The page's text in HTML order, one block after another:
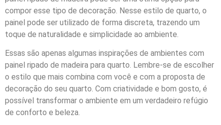
compor esse tipo de decoração. Nesse estilo de quarto, o
painel pode ser utilizado de forma discreta, trazendo um
toque de naturalidade e simplicidade ao ambiente.
Essas são apenas algumas inspirações de ambientes com
painel ripado de madeira para quarto. Lembre-se de escolher
o estilo que mais combina com você e com a proposta de
decoração do seu quarto. Com criatividade e bom gosto, é
possível transformar o ambiente em um verdadeiro refúgio
de conforto e beleza.